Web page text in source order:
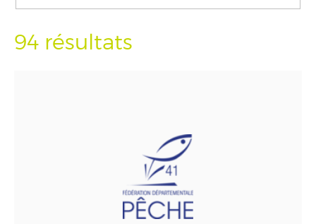
94 résultats